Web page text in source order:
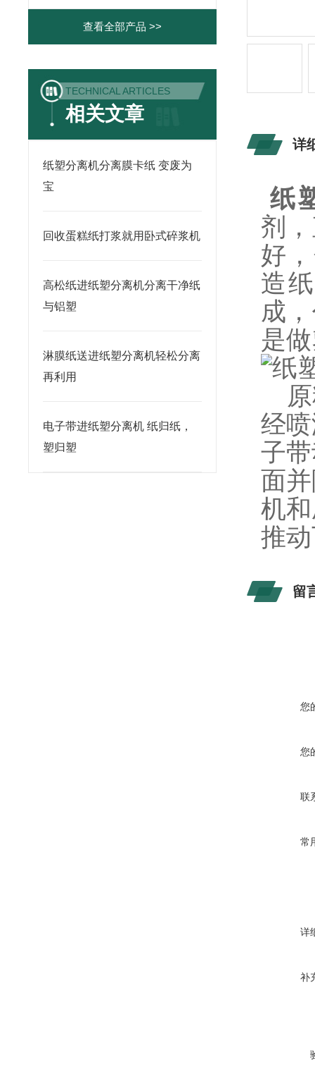
查看全部产品 >>
TECHNICAL ARTICLES
相关文章
纸塑分离机分离膜卡纸 变废为
宝
回收蛋糕纸打浆就用卧式碎浆机
高松纸进纸塑分离机分离干净纸
与铝塑
淋膜纸送进纸塑分离机轻松分离
再利用
电子带进纸塑分离机 纸归纸，
塑归塑
详
纸
剂
好
造
成
是
经
子
面
机
推
留
您
您
联
常
详
补